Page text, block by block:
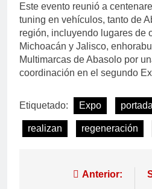
Este evento reunió a
tuning en vehículos, tanto de
región, incluyendo lugares de
Michoacán y Jalisco,
Multimarcas de Abasolo por
coordinación en el segundo
Etiquetado: Expo portada
realizan regeneración
Anterior: